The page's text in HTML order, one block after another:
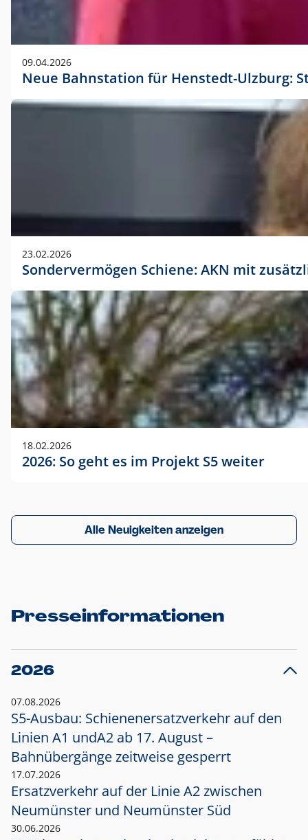
09.04.2026
Neue Bahnstation für Henstedt-Ulzburg:
23.02.2026
Sondervermögen Schiene: AKN mit
18.02.2026
2026: So geht es im Projekt S5 weiter
Alle Neuigkeiten anzeigen
Presseinformationen
2026
07.08.2026
S5-Ausbau: Schienenersatzverkehr auf den
Linien A1 undA2 ab 17. August –
Bahnübergänge zeitweise gesperrt
17.07.2026
Ersatzverkehr auf der Linie A2 zwischen
Neumünster und Neumünster Süd
30.06.2026